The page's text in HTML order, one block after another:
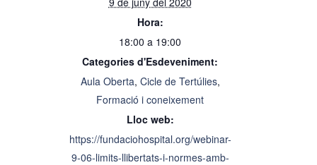
Hora:
18:00 a 19:00
Categories d'Esdeveniment:
Aula Oberta, Cicle de Tertúlies,
Formació i coneixement
Lloc web:
https://fundaciohospital.org/webinar-
9-06-limits-llibertats-i-normes-amb-